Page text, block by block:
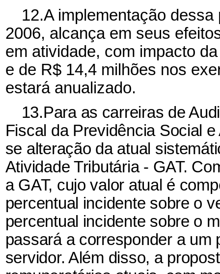
12.A implementação
2006, alcança em seus
em atividade, com impacto
e de R$ 14,4 milhões nos
estará anualizado.
13.Para as carreiras de
Fiscal da Previdência Social
se alteração da atual
Atividade Tributária - GAT.
a GAT, cujo valor atual é
percentual incidente sobre o
percentual incidente sobre o
passará a corresponder a um
servidor. Além disso, a